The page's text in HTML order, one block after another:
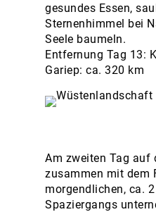
gesundes Essen,
Sternenhimmel bei
Seele baumeln.
Entfernung Tag 13:
Gariep: ca. 320 km
Am zweiten Tag auf
zusammen mit dem
morgendlichen, ca.
Spaziergangs